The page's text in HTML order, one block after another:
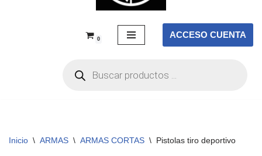
0 ACCESO CUENTA
Inicio \ ARMAS \ ARMAS CORTAS \ Pistolas tiro deportivo